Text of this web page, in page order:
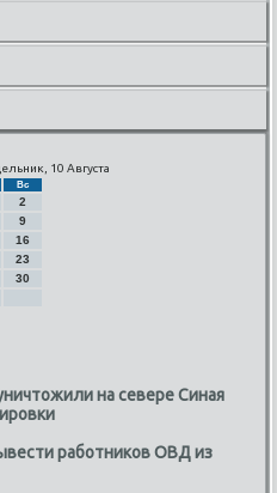
10 Августа
Вс
2
9
16
23
30
на севере Синая
работников ОВД из